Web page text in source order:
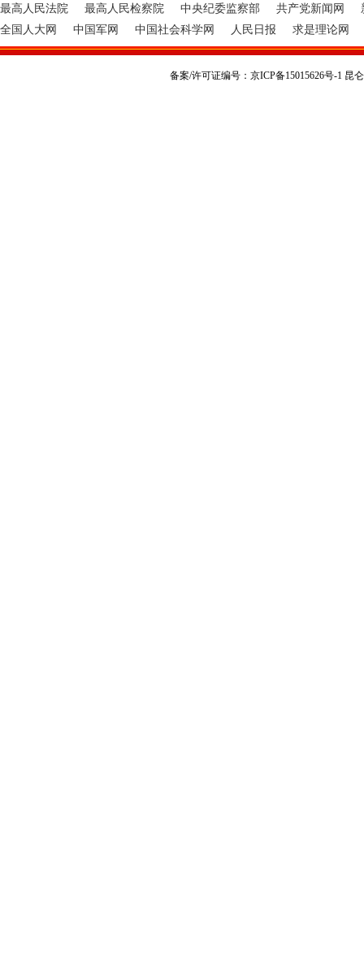
最高人民法院
最高人民检察院 中央纪委监察部 共产党新闻网
全国人大网
中国军网 中国社会科学网 人民日报 求是理论网
备案/许可证编号：京ICP备15015626号-1 昆